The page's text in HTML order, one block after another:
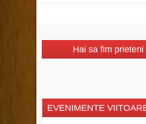
Hai sa fim prieteni
EVENIMENTE